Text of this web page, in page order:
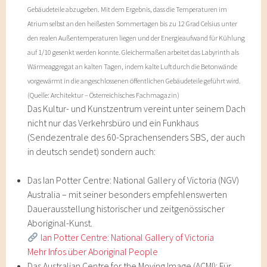
Gebäudeteile abzugeben. Mit dem Ergebnis, dass die Temperaturen im
Atrium selbst an den heißesten Sommertagen bis zu 12 Grad Celsius unter
den realen Außentemperaturen liegen und der Energieaufwand für Kühlung
auf 1/10 gesenkt werden konnte. Gleichermaßen arbeitet das Labyrinth als
Wärmeaggregat an kalten Tagen, indem kalte Luft durch die Betonwände
vorgewärmt in die angeschlossenen öffentlichen Gebäudeteile geführt wird.
(Quelle: Architektur – Österreichisches Fachmagazin)
Das Kultur- und Kunstzentrum vereint unter seinem Dach
nicht nur das Verkehrsbüro und ein Funkhaus
(Sendezentrale des 60-Sprachensenders SBS, der auch
in deutsch sendet) sondern auch:
Das Ian Potter Centre: National Gallery of Victoria (NGV)
Australia – mit seiner besonders empfehlenswerten
Dauerausstellung historischer und zeitgenössischer
Aboriginal-Kunst.
Ian Potter Centre: National Gallery of Victoria
Mehr Infos über Aboriginal People